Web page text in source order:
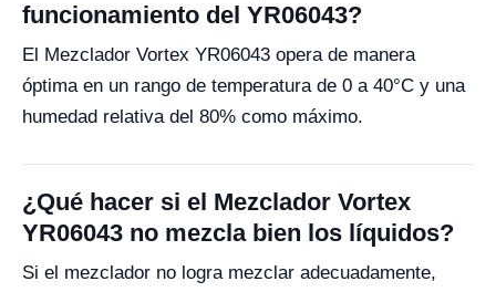
funcionamiento del YR06043?
El Mezclador Vortex YR06043 opera de manera
óptima en un rango de temperatura de 0 a 40°C y una
humedad relativa del 80% como máximo.
¿Qué hacer si el Mezclador Vortex
YR06043 no mezcla bien los líquidos?
Si el mezclador no logra mezclar adecuadamente,